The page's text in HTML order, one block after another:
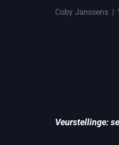
Coby Janssens |
Veurstellinge: